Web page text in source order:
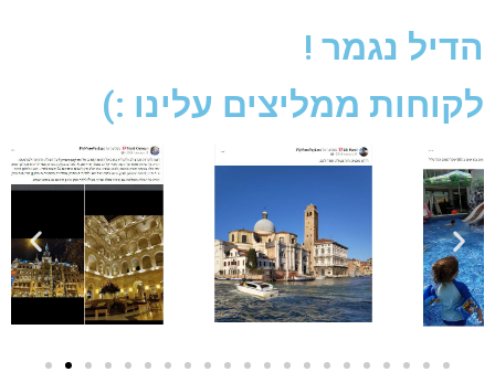
הדיל נגמר !
לקוחות ממליצים עלינו :)